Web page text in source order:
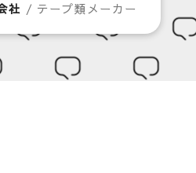
社 / テープ類メーカー